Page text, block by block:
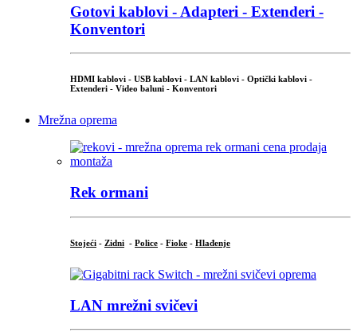
Gotovi kablovi - Adapteri - Extenderi -
Konventori
HDMI kablovi - USB kablovi - LAN kablovi - Optički kablovi -
Extenderi - Video baluni - Konventori
Mrežna oprema
Rek ormani
Stojeći - Zidni - Police - Fioke - Hlađenje
LAN mrežni svičevi